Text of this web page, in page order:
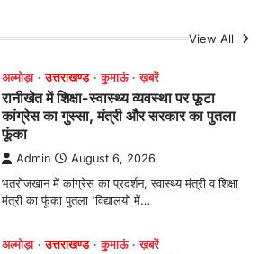
View All
अल्मोड़ा उत्तराखण्ड कुमाऊं ख़बरें
रानीखेत में युवा कांग्रेस की जिला बैठक, 8
अगस्त को खड़गे की हल्द्वानी रैली को सफल
बनाने का लिया संकल्प
Admin August 6, 2026
संगठन विस्तार के तहत कई नई नियुक्तियां, बूथ स्तर तक
संगठन मजबूत करने और युवाओं…
अल्मोड़ा उत्तराखण्ड कुमाऊं ख़बरें